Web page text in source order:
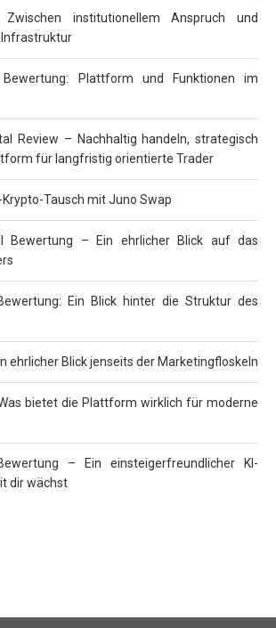
Zwischen institutionellem Anspruch und
Bewertung: Plattform und Funktionen im
Review – Nachhaltig handeln, strategisch
für langfristig orientierte Trader
Tausch mit Juno Swap
Bewertung – Ein ehrlicher Blick auf das
Ein Blick hinter die Struktur des
ehrlicher Blick jenseits der Marketingfloskeln
bietet die Plattform wirklich für moderne
– Ein einsteigerfreundlicher KI-
dir wächst